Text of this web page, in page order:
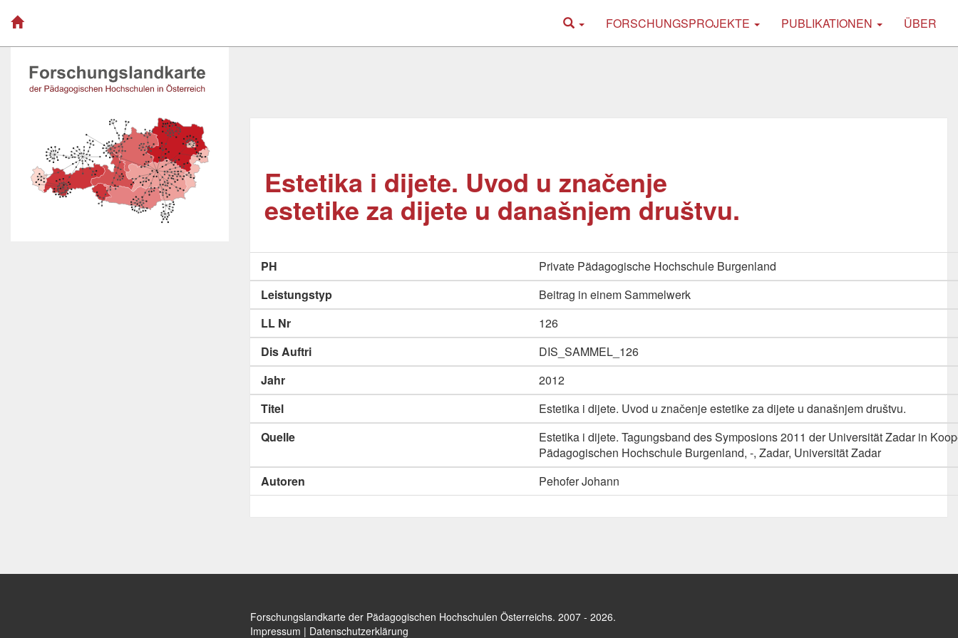
FORSCHUNGSPROJEKTE PUBLIKATIONEN ÜBER
Estetika i dijete. Uvod u značenje
estetike za dijete u današnjem društvu.
PH
Private Pädagogische Hochschule Burgenland
Leistungstyp
Beitrag in einem Sammelwerk
LL Nr
126
Dis Auftri
DIS_SAMMEL_126
Jahr
2012
Titel
Estetika i dijete. Uvod u značenje estetike za dijete u današnjem društvu.
Quelle
Estetika i dijete. Tagungsband des Symposions 2011 der Universität Zadar in
Pädagogischen Hochschule Burgenland, -, Zadar, Universität Zadar
Autoren
Pehofer Johann
Forschungslandkarte der Pädagogischen Hochschulen Österreichs. 2007 - 2026.
Impressum | Datenschutzerklärung